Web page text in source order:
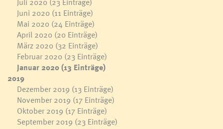
Juni 2020 (11 Einträge)
Mai 2020 (24 Einträge)
April 2020 (20 Einträge)
März 2020 (32 Einträge)
Februar 2020 (23 Einträge)
Januar 2020(13 Einträge)
2019
Dezember 2019 (13 Einträge)
November 2019 (17 Einträge)
Oktober 2019 (17 Einträge)
September 2019 (23 Einträge)